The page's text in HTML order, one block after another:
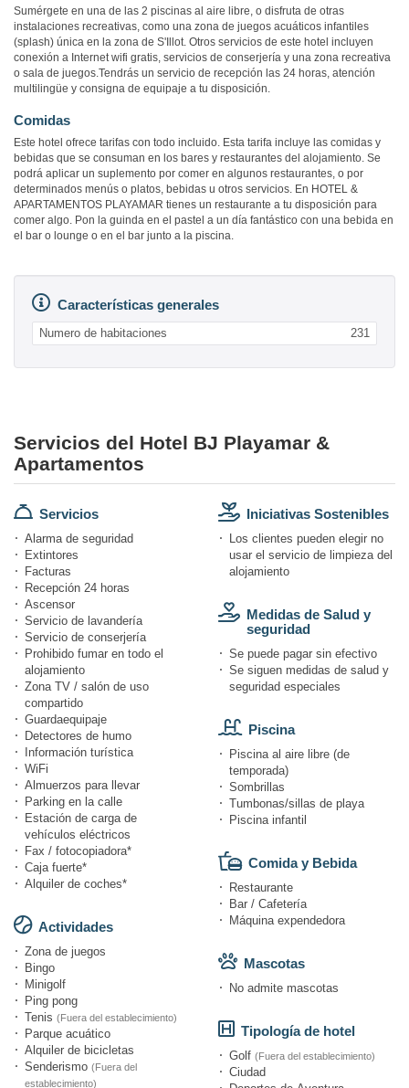
Sumérgete en una de las 2 piscinas al aire libre, o disfruta de otras
instalaciones recreativas, como una zona de juegos acuáticos infantiles
(splash) única en la zona de S'Illot. Otros servicios de este hotel incluyen
conexión a Internet wifi gratis, servicios de conserjería y una zona recreativa
o sala de juegos.Tendrás un servicio de recepción las 24 horas, atención
multilingüe y consigna de equipaje a tu disposición.
Comidas
Este hotel ofrece tarifas con todo incluido. Esta tarifa incluye las comidas y
bebidas que se consuman en los bares y restaurantes del alojamiento. Se
podrá aplicar un suplemento por comer en algunos restaurantes, o por
determinados menús o platos, bebidas u otros servicios. En HOTEL &
APARTAMENTOS PLAYAMAR tienes un restaurante a tu disposición para
comer algo. Pon la guinda en el pastel a un día fantástico con una bebida en
el bar o lounge o en el bar junto a la piscina.
Características generales
Numero de habitaciones 231
Servicios del Hotel BJ Playamar &
Apartamentos
Servicios
Alarma de seguridad
Extintores
Facturas
Recepción 24 horas
Ascensor
Servicio de lavandería
Servicio de conserjería
Prohibido fumar en todo el
alojamiento
Zona TV / salón de uso
compartido
Guardaequipaje
Detectores de humo
Información turística
WiFi
Almuerzos para llevar
Parking en la calle
Estación de carga de
vehículos eléctricos
Fax / fotocopiadora*
Caja fuerte*
Alquiler de coches*
Actividades
Zona de juegos
Bingo
Minigolf
Ping pong
Tenis (Fuera del establecimiento)
Parque acuático
Alquiler de bicicletas
Senderismo (Fuera del
establecimiento)
Iniciativas Sostenibles
Los clientes pueden elegir no
usar el servicio de limpieza del
alojamiento
Medidas de Salud y
seguridad
Se puede pagar sin efectivo
Se siguen medidas de salud y
seguridad especiales
Piscina
Piscina al aire libre (de
temporada)
Sombrillas
Tumbonas/sillas de playa
Piscina infantil
Comida y Bebida
Restaurante
Bar / Cafetería
Máquina expendedora
Mascotas
No admite mascotas
Tipología de hotel
Golf (Fuera del establecimiento)
Ciudad